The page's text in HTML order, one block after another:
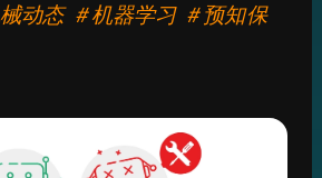
动态 ＃机器学习 ＃预知保